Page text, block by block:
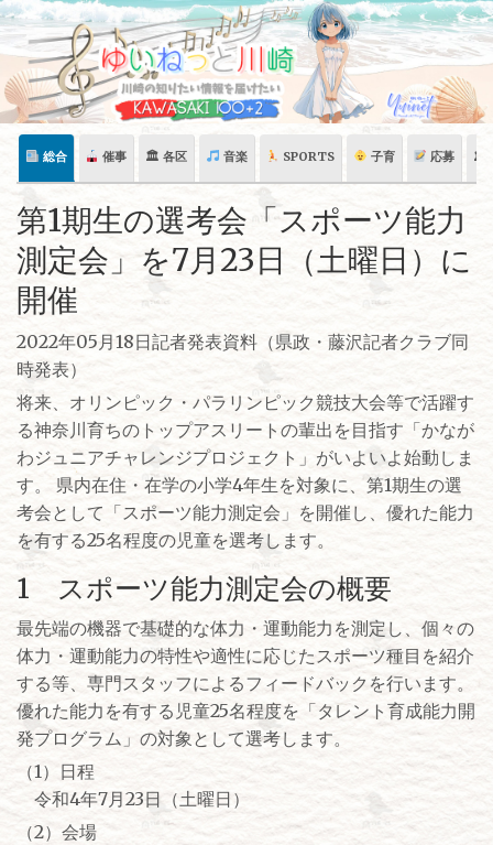
Skip
content
総合 催事 🏛 各区 音楽 SPORTS 子育 応募 🏛
第1期生の選考会「スポーツ能力
測定会」を7月23日（土曜日）に
開催
2022年05月18日記者発表資料（県政・藤沢記者クラブ同
時発表）
将来、オリンピック・パラリンピック競技大会等で活躍す
る神奈川育ちのトップアスリートの輩出を目指す「かなが
わジュニアチャレンジプロジェクト」がいよいよ始動しま
す。 県内在住・在学の小学4年生を対象に、第1期生の選
考会として「スポーツ能力測定会」を開催し、優れた能力
を有する25名程度の児童を選考します。
1 スポーツ能力測定会の概要
最先端の機器で基礎的な体力・運動能力を測定し、個々の
体力・運動能力の特性や適性に応じたスポーツ種目を紹介
する等、専門スタッフによるフィードバックを行います。
優れた能力を有する児童25名程度を「タレント育成能力開
発プログラム」の対象として選考します。
（1）日程
令和4年7月23日（土曜日）
（2）会場